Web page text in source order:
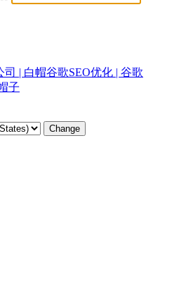
| 白帽谷歌SEO优化 | 谷歌
子